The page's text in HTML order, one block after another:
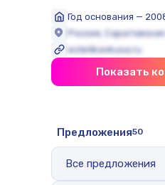
Год основания —
Россия,
estetikavkusa.ru
Показать
Предложения50
Все предложения